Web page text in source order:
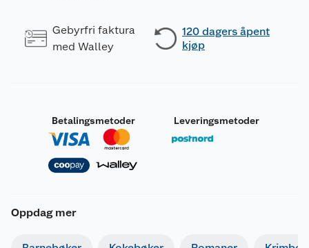
Gebyrfri faktura
med Walley
120 dagers åpent
kjøp
Betalingsmetoder Leveringsmetoder
Oppdag mer